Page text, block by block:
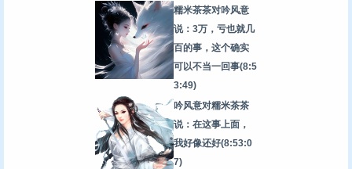
糯米茶茶对吟风意
说：3万，亏也就几
百的事，这个确实
可以不当一回事(8:5
3:49)
吟风意对糯米茶茶
说：在这事上面，
我好像还好(8:53:0
7)